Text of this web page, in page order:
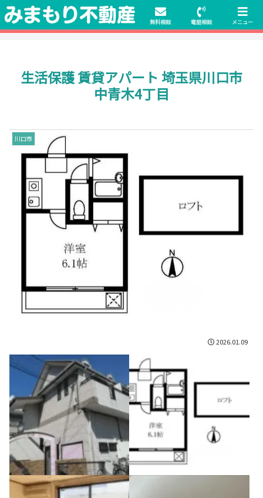
初期費用無料物件や保証人不要の物件も豊富にご用意！相談料無料でも申
請・手続きサポート付き！
生活保護 賃貸アパート 埼玉県川口市
中青木4丁目
川口市
2026.01.09
無料相談 電話相談 メニュー